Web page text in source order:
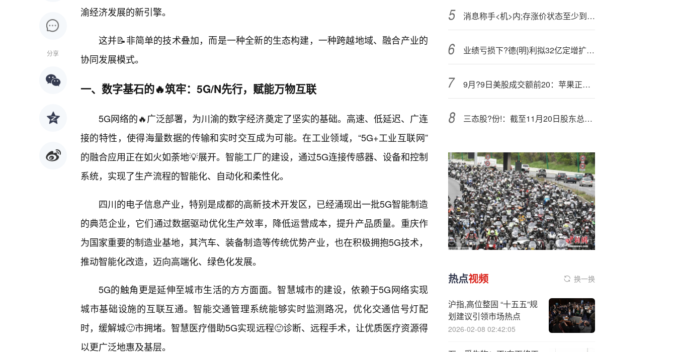
分享
渝经济发展的新引擎。
这并📝非简单的技术叠加，而是一种全新的生态构建，一种跨越地域、融合产业的
协同发展模式。
一、数字基石的🔥筑牢：5G/N先行，赋能万物互联
5G网络的🔥广泛部署，为川渝的数字经济奠定了坚实的基础。高速、低延迟、广连
接的特性，使得海量数据的传输和实时交互成为可能。在工业领域，“5G+工业互联网”
的融合应用正在如火如荼地💡展开。智能工厂的建设，通过5G连接传感器、设备和控制
系统，实现了生产流程的智能化、自动化和柔性化。
四川的电子信息产业，特别是成都的高新技术开发区，已经涌现出一批5G智能制造
的典范企业，它们通过数据驱动优化生产效率，降低运营成本，提升产品质量。重庆作
为国家重要的制造业基地，其汽车、装备制造等传统优势产业，也在积极拥抱5G技术，
推动智能化改造，迈向高端化、绿色化发展。
5G的触角更是延伸至城市生活的方方面面。智慧城市的建设，依赖于5G网络实现
城市基础设施的互联互通。智能交通管理系统能够实时监测路况，优化交通信号灯配
时，缓解城🙂市拥堵。智慧医疗借助5G实现远程🙂诊断、远程手术，让优质医疗资源得
以更广泛地惠及基层。
消息称手<机>内;存涨价状态至少到明年上半年，已有厂商准备拆库存机内存给新机用
业绩亏损下?德{明}利拟32亿定增扩产，毛利率大幅下滑等多重问题待解
9月?9日美股成交额前20：苹果正式发布iPhone17系列：顶配版售价高达17999元
三态股?份!：截至11月20日股东总数29068户
热点视频 换一换
沪指,高位整固 “十五五”规
划建议引领市场热点
2026-02-08 02:42:05